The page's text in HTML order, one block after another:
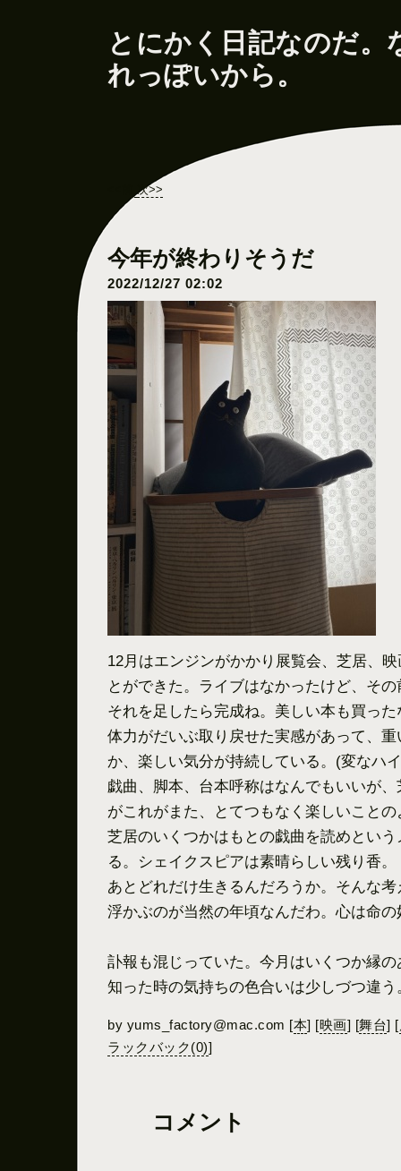
とにかく日記なのだ。
れっぽいから。
次>>
12月はエンジンがかかり展覧会、芝居、
とができた。ライブはなかったけど、そ
それを足したら完成ね。美しい本も買った
体力がだいぶ取り戻せた実感があって、
か、楽しい気分が持続している。(変なハ
戯曲、脚本、台本呼称はなんでもいいが
がこれがまた、とてつもなく楽しいこと
芝居のいくつかはもとの戯曲を読めとい
る。シェイクスピアは素晴らしい残り香。
あとどれだけ生きるんだろうか。そんな
浮かぶのが当然の年頃なんだわ。心は命
訃報も混じっていた。今月はいくつか縁
知った時の気持ちの色合いは少しづつ違う
by yums_factory@mac.com [本] [映画] [舞台] [
ラックバック(0)]
コメント